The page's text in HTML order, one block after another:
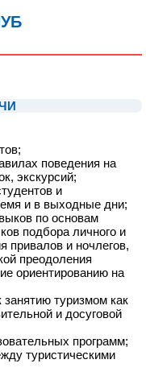
поведения на
экскурсий;
и
и в выходные дни;
по основам
подбора личного и
привалов и ночлегов,
преодоления
ориентированию на
туризмом как
и досуговой
программ;
туристическими